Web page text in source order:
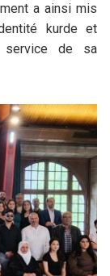
a ainsi mis
kurde et
service de sa